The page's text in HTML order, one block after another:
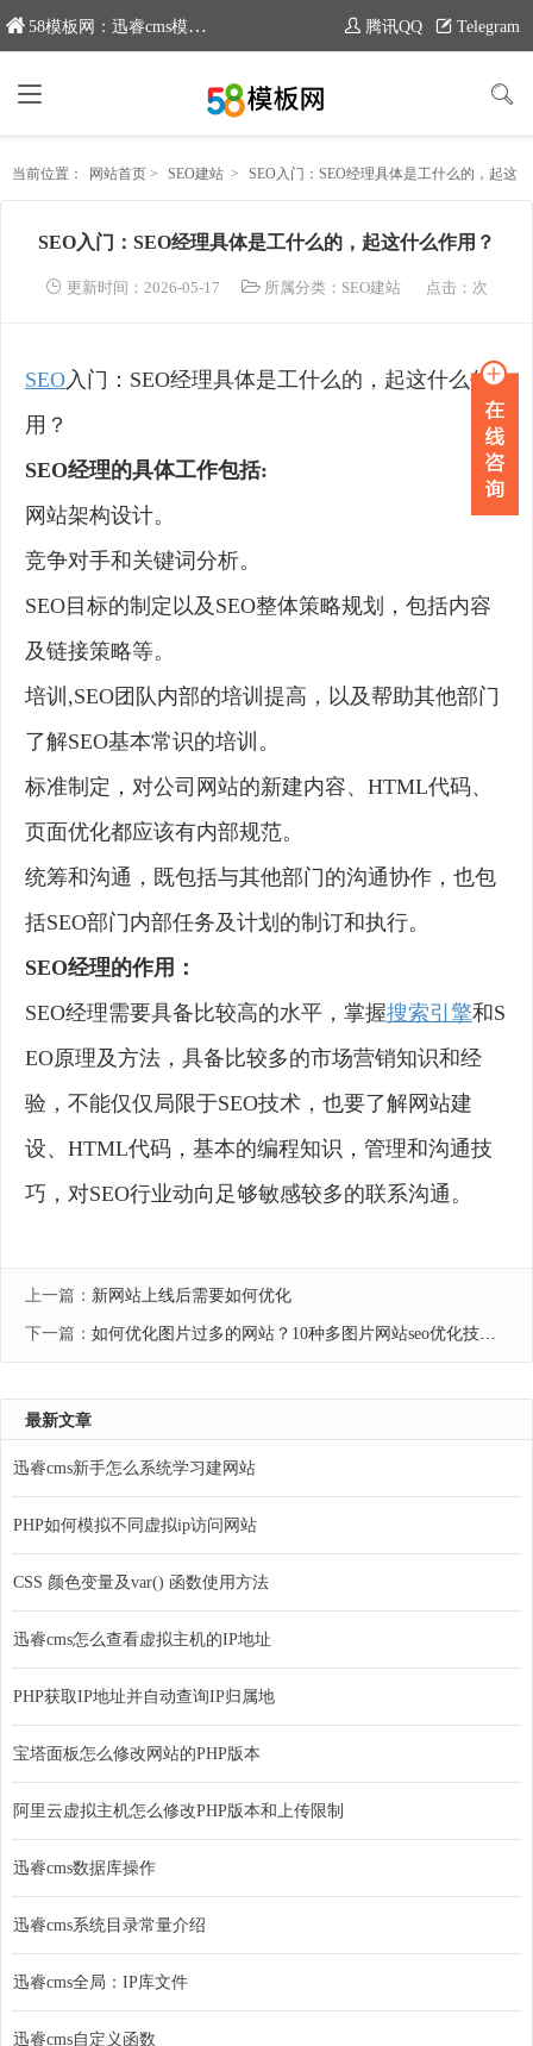
58模板网：迅睿cms模板专业分享平台，新域名：www.moban58.com 腾讯QQ Telegram
当前位置： 网站首页 > SEO建站 > SEO入门：SEO经理具体是工什么的，起这什么作用？
SEO入门：SEO经理具体是工什么的，起这什么作用？
更新时间：2026-05-17 所属分类： SEO建站 点击： 次
SEO入门：SEO经理具体是工什么的，起这什么作
用？
SEO经理的具体工作包括:
网站架构设计。
竞争对手和关键词分析。
SEO目标的制定以及SEO整体策略规划，包括内容
及链接策略等。
培训,SEO团队内部的培训提高，以及帮助其他部门
了解SEO基本常识的培训。
标准制定，对公司网站的新建内容、HTML代码、
页面优化都应该有内部规范。
统筹和沟通，既包括与其他部门的沟通协作，也包
括SEO部门内部任务及计划的制订和执行。
SEO经理的作用：
SEO经理需要具备比较高的水平，掌握搜索引擎和S
EO原理及方法，具备比较多的市场营销知识和经
验，不能仅仅局限于SEO技术，也要了解网站建
设、HTML代码，基本的编程知识，管理和沟通技
巧，对SEO行业动向足够敏感较多的联系沟通。
上一篇： 新网站上线后需要如何优化
下一篇： 如何优化图片过多的网站？10种多图片网站seo优化技巧分享
最新文章
迅睿cms新手怎么系统学习建网站
PHP如何模拟不同虚拟ip访问网站
CSS 颜色变量及var() 函数使用方法
迅睿cms怎么查看虚拟主机的IP地址
PHP获取IP地址并自动查询IP归属地
宝塔面板怎么修改网站的PHP版本
阿里云虚拟主机怎么修改PHP版本和上传限制
迅睿cms数据库操作
迅睿cms系统目录常量介绍
迅睿cms全局：IP库文件
迅睿cms自定义函数